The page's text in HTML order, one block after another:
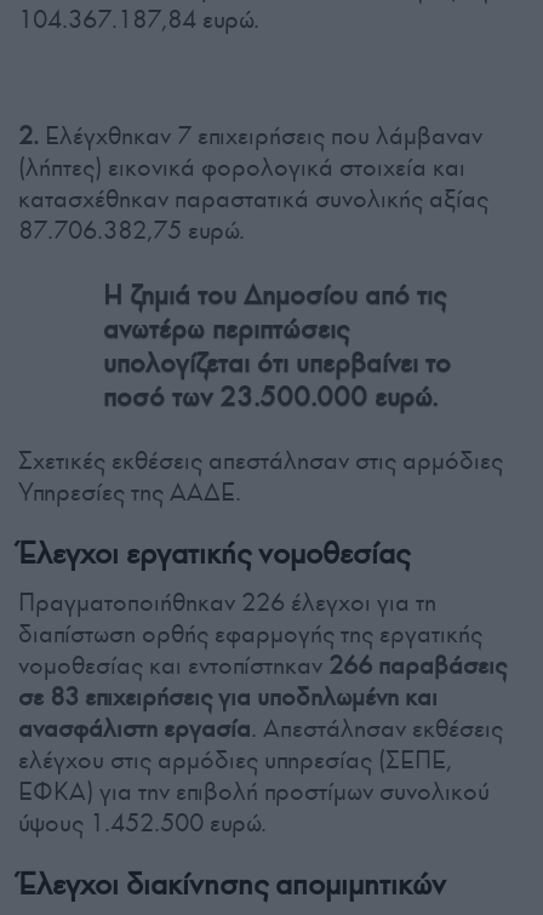
104.367.187,84 ευρώ.
2. Ελέγχθηκαν 7 επιχειρήσεις που λάμβαναν
(λήπτες) εικονικά φορολογικά στοιχεία και
κατασχέθηκαν παραστατικά συνολικής αξίας
87.706.382,75 ευρώ.
Η ζημιά του Δημοσίου από τις
ανωτέρω περιπτώσεις
υπολογίζεται ότι υπερβαίνει το
ποσό των 23.500.000 ευρώ.
Σχετικές εκθέσεις απεστάλησαν στις αρμόδιες
Υπηρεσίες της ΑΑΔΕ.
Έλεγχοι εργατικής νομοθεσίας
Πραγματοποιήθηκαν 226 έλεγχοι για τη
διαπίστωση ορθής εφαρμογής της εργατικής
νομοθεσίας και εντοπίστηκαν 266 παραβάσεις
σε 83 επιχειρήσεις για υποδηλωμένη και
ανασφάλιστη εργασία. Απεστάλησαν εκθέσεις
ελέγχου στις αρμόδιες υπηρεσίας (ΣΕΠΕ,
ΕΦΚΑ) για την επιβολή προστίμων συνολικού
ύψους 1.452.500 ευρώ.
Έλεγχοι διακίνησης απομιμητικών